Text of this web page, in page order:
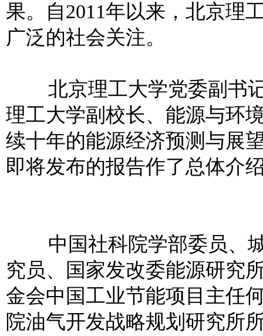
果。自2011年以来，北京理
广泛的社会关注。
北京理工大学党委副书
理工大学副校长、能源与环
续十年的能源经济预测与展
即将发布的报告作了总体介
中国社科院学部委员、城
究员、国家发改委能源研究
金会中国工业节能项目主任
院油气开发战略规划研究所